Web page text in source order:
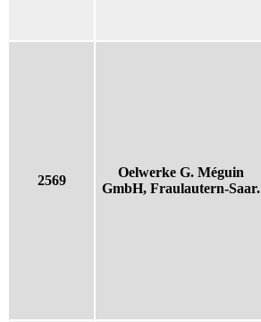
2569
Oelwerke G. Méguin
GmbH, Fraulautern-Saar.